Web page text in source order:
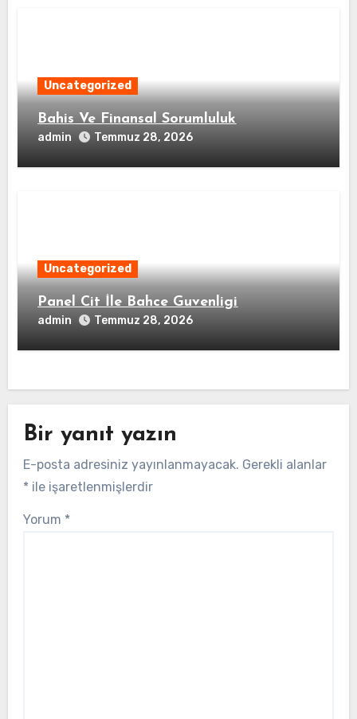
Uncategorized
Bahis Ve Finansal Sorumluluk
admin Temmuz 28, 2026
Uncategorized
Panel Cit İle Bahce Guvenligi
admin Temmuz 28, 2026
Bir yanıt yazın
E-posta adresiniz yayınlanmayacak. Gerekli alanlar
* ile işaretlenmişlerdir
Yorum *